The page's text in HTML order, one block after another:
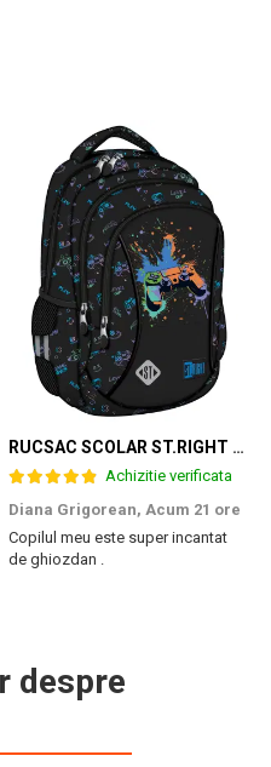
RUCSAC SCOLAR ST.RIGHT 3 COMPARTIMENTE GAME CONTROLLER SPLASH BP-26 697562
Achizitie verificata
Diana Grigorean, Acum 21 ore
Copilul meu este super incantat
de ghiozdan .
despre